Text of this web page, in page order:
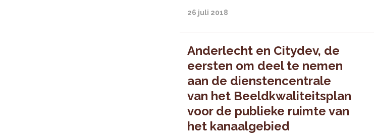
26 juli 2018
Anderlecht en Citydev, de
eersten om deel te nemen
aan de dienstencentrale
van het Beeldkwaliteitsplan
voor de publieke ruimte van
het kanaalgebied